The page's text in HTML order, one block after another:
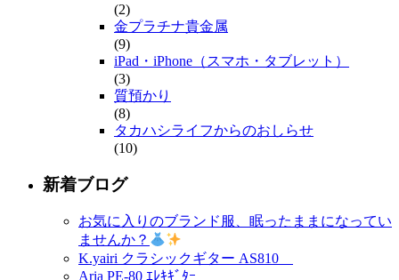
(2)
金プラチナ貴金属
(9)
iPad・iPhone（スマホ・タブレット）
(3)
質預かり
(8)
タカハシライフからのおしらせ
(10)
新着ブログ
お気に入りのブランド服、眠ったままになってい
ませんか？
K.yairi クラシックギター AS810
Aria PE-80 ｴﾚｷｷﾞﾀｰ